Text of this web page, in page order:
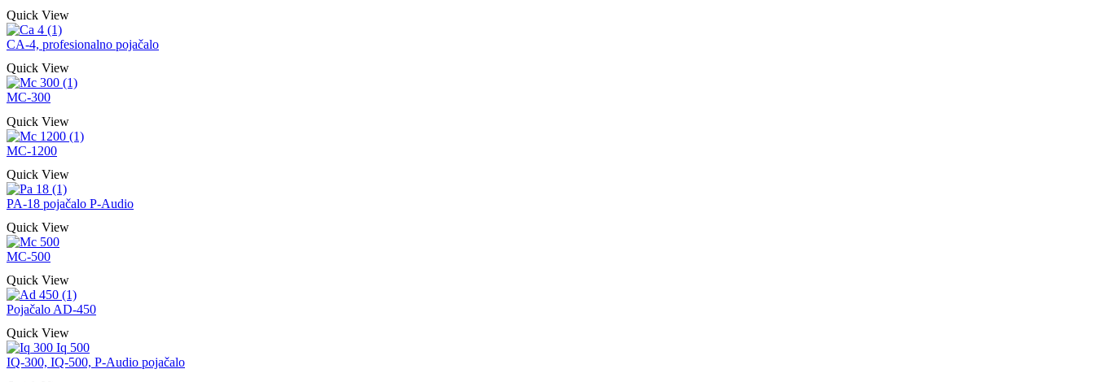
Quick View
CA-4, profesionalno pojačalo
Quick View
MC-300
Quick View
MC-1200
Quick View
PA-18 pojačalo P-Audio
Quick View
MC-500
Quick View
Pojačalo AD-450
Quick View
IQ-300, IQ-500, P-Audio pojačalo